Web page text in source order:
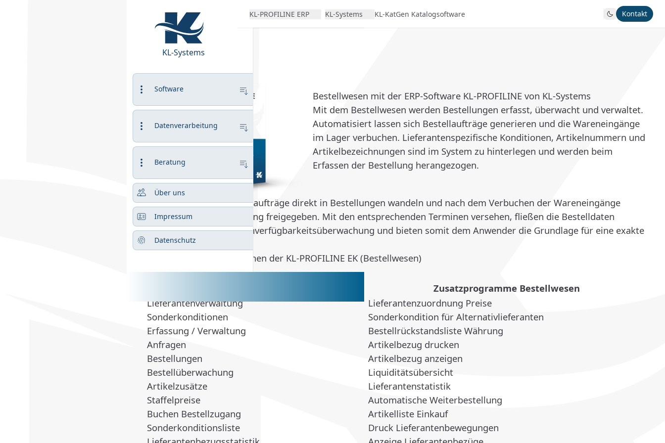
KL-Systems
KL-PROFILINE ERP KL-Systems KL-KatGen Katalogsoftware Kontakt
Software
Datenverarbeitung
Beratung
Über uns
Impressum
Datenschutz
Bestellwesen
Bestellwesen mit der ERP-Software KL-PROFILINE von KL-Systems
Mit dem Bestellwesen werden Bestellungen erfasst, überwacht und verwaltet.
Automatisiert lassen sich Bestellaufträge generieren und die Wareneingänge
im Lager verbuchen. Lieferantenspezifische Konditionen, Artikelnummern und
Artikelbezeichnungen sind im System zu hinterlegen und werden beim
Erfassen der Bestellung herangezogen.
Das System kann Kundenaufträge direkt in Bestellungen wandeln und nach dem Verbuchen der Wareneingänge
automatisiert zur Lieferung freigegeben. Mit den entsprechenden Terminen versehen, fließen die Bestelldaten
zusätzlich in die Periodenverfügbarkeitsüberwachung und bieten somit dem Anwender die Grundlage für eine exakte
Materialdisposition.
Programme und Funktionen der KL-PROFILINE EK (Bestellwesen)
Zusatzprogramme Bestellwesen
Lieferantenverwaltung
Sonderkonditionen
Erfassung / Verwaltung
Anfragen
Bestellungen
Bestellüberwachung
Artikelzusätze
Staffelpreise
Buchen Bestellzugang
Sonderkonditionsliste
Lieferantenzuordnung Preise
Sonderkondition für Alternativlieferanten
Bestellrückstandsliste Währung
Artikelbezug drucken
Artikelbezug anzeigen
Liquiditätsübersicht
Lieferantenstatistik
Automatische Weiterbestellung
Artikelliste Einkauf
Druck Lieferantenbewegungen